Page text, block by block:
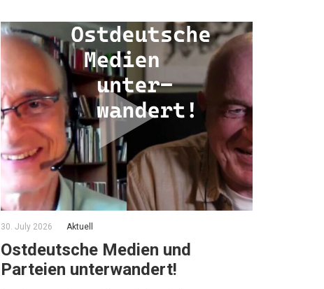
30. July 2026 Aktuell
Ostdeutsche Medien und
Parteien unterwandert!